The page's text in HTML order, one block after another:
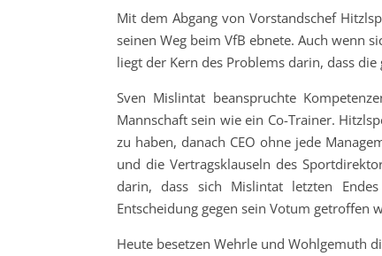
Mit dem Abgang von Vorstandschef
seinen Weg beim VfB ebnete. Auch wenn
liegt der Kern des Problems darin, dass
Sven Mislintat beanspruchte
Mannschaft sein wie ein Co-Trainer.
zu haben, danach CEO ohne jede
und die Vertragsklauseln des
darin, dass sich Mislintat letzten
Entscheidung gegen sein Votum getroffen
Heute besetzen Wehrle und Wohlgemuth